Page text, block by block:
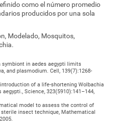
como el número promedio
producidos por una sola
Modelado, Mosquitos,
symbiont in aedes aegypti limits
and plasmodium. Cell, 139(7):1268-
of a life-shortening Wolbachia
Science, 323(5910):141–144,
model to assess the control of
insect technique, Mathematical